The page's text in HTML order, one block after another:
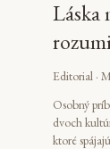
Láska
Editorial ·
Osobný
dvoch
ktoré